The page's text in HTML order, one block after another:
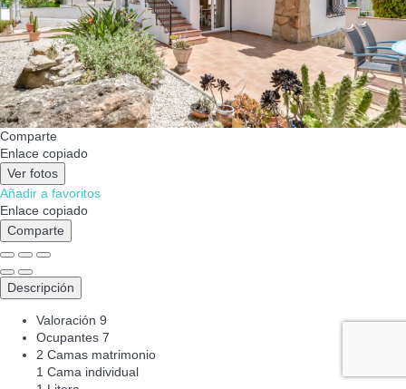
Comparte
Enlace copiado
Ver fotos
Añadir a favoritos
Enlace copiado
Comparte
Descripción
Valoración 9
Ocupantes 7
2 Camas matrimonio
1 Cama individual